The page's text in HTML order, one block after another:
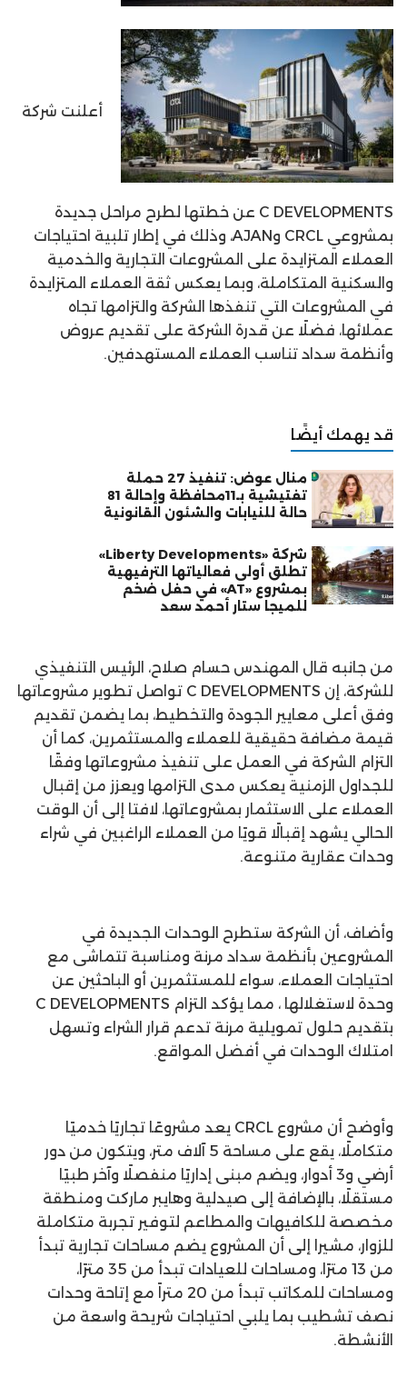
أعلنت شركة
C DEVELOPMENTS عن خطتها لطرح مراحل جديدة
بمشروعي CRCL وAJAN، وذلك في إطار تلبية احتياجات
العملاء المتزايدة على المشروعات التجارية والخدمية
والسكنية المتكاملة، وبما يعكس ثقة العملاء المتزايدة
في المشروعات التي تنفذها الشركة والتزامها تجاه
عملائها، فضلًا عن قدرة الشركة على تقديم عروض
وأنظمة سداد تناسب العملاء المستهدفين.
قد يهمك أيضًا
منال عوض: تنفيذ 27 حملة
تفتيشية بـ11محافظة وإحالة 81
حالة للنيابات والشئون القانونية
شركة «Liberty Developments»
تطلق أولى فعالياتها الترفيهية
بمشروع «AT» في حفل ضخم
للميجا ستار أحمد سعد
من جانبه قال المهندس حسام صلاح، الرئيس التنفيذي
للشركة، إن C DEVELOPMENTS تواصل تطوير مشروعاتها
وفق أعلى معايير الجودة والتخطيط، بما يضمن تقديم
قيمة مضافة حقيقية للعملاء والمستثمرين، كما أن
التزام الشركة في العمل على تنفيذ مشروعاتها وفقًا
للجداول الزمنية يعكس مدى التزامها ويعزز من إقبال
العملاء على الاستثمار بمشروعاتها، لافتا إلى أن الوقت
الحالي يشهد إقبالًا قويًا من العملاء الراغبين في شراء
وحدات عقارية متنوعة.
وأضاف، أن الشركة ستطرح الوحدات الجديدة في
المشروعين بأنظمة سداد مرنة ومناسبة تتماشى مع
احتياجات العملاء، سواء للمستثمرين أو الباحثين عن
وحدة لاستغلالها ، مما يؤكد التزام C DEVELOPMENTS
بتقديم حلول تمويلية مرنة تدعم قرار الشراء وتسهل
امتلاك الوحدات في أفضل المواقع.
وأوضح أن مشروع CRCL يعد مشروعًا تجاريًا خدميًا
متكاملًا، يقع على مساحة 5 آلاف متر، ويتكون من دور
أرضي و3 أدوار، ويضم مبنى إداريًا منفصلًا وآخر طبيًا
مستقلًا، بالإضافة إلى صيدلية وهايبر ماركت ومنطقة
مخصصة للكافيهات والمطاعم لتوفير تجربة متكاملة
للزوار، مشيرا إلى أن المشروع يضم مساحات تجارية تبدأ
من 13 مترًا، ومساحات للعيادات تبدأ من 35 مترًا،
ومساحات للمكاتب تبدأ من 20 متراً مع إتاحة وحدات
نصف تشطيب بما يلبي احتياجات شريحة واسعة من
الأنشطة.